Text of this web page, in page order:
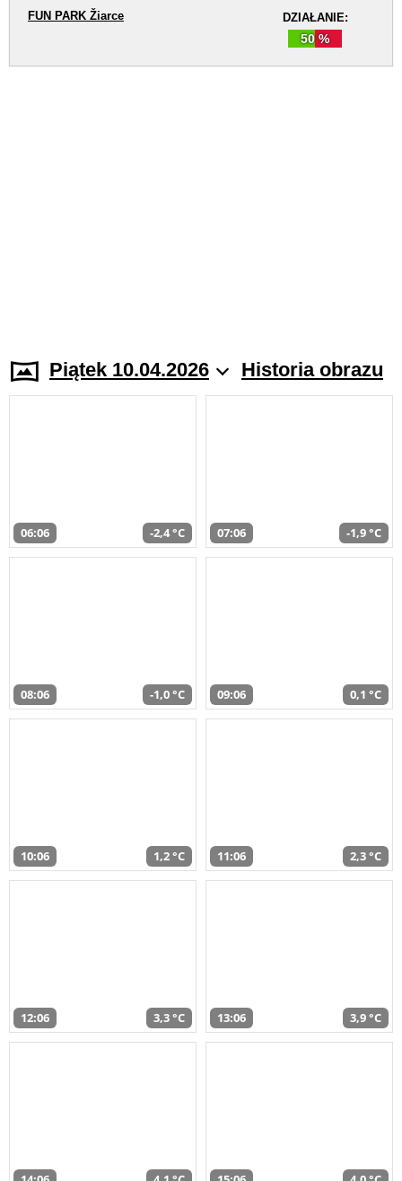
DZIAŁANIE:
50 %
FUN PARK Žiarce
Piątek 10.04.2026 Historia obrazu
06:06 -2,4 °C 07:06 -1,9 °C
08:06 -1,0 °C 09:06 0,1 °C
10:06 1,2 °C 11:06 2,3 °C
12:06 3,3 °C 13:06 3,9 °C